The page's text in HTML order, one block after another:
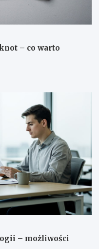
– co warto
– możliwości